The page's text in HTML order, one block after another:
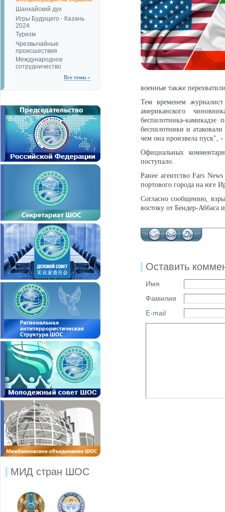
Шанхайский дух
Игры Будущего - Казань
2024
Туризм
Чрезвычайные
происшествия
Международное
сотрудничество
Все темы »
МИД стран ШОС
военные также
Тем временем
американского
беспилотника-
беспилотники и
чем она произвела пуск",
Официальных
поступало.
Ранее агентство Fars
портового города на юге
Согласно сообщению,
востоку от Бендер-
Оставить
Имя
Фамилия
E-mail